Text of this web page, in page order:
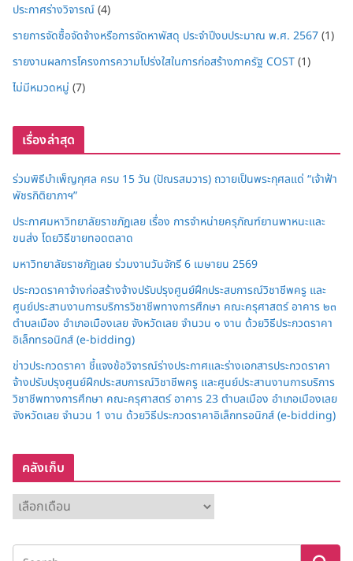
ประกาศร่างวิจารณ์(4)
รายการจัดซื้อจัดจ้างหรือการจัดหาพัสดุ ประจำปีงบประมาณ พ.ศ. 2567(1)
รายงานผลการโครงการความโปร่งใสในการก่อสร้างภาครัฐ COST(1)
ไม่มีหมวดหมู่ (7)
เรื่องล่าสุด
ร่วมพิธีบำเพ็ญกุศล ครบ 15 วัน (ปัณรสมวาร) ถวายเป็นพระกุศลแด่ “เจ้าฟ้า
พัชรกิติยาภาฯ”
ประกาศมหาวิทยาลัยราชภัฏเลย เรื่อง การจำหน่ายครุภัณฑ์ยานพาหนะและ
ขนส่ง โดยวิธีขายทอดตลาด
มหาวิทยาลัยราชภัฏเลย ร่วมงานวันจักรี 6 เมษายน 2569
ประกวดราคาจ้างก่อสร้างจ้างปรับปรุงศูนย์ฝึกประสบการณ์วิชาชีพครู และ
ศูนย์ประสานงานการบริการวิชาชีพทางการศึกษา คณะครุศาสตร์ อาคาร ๒๓
ตำบลเมือง อำเภอเมืองเลย จังหวัดเลย จำนวน ๑ งาน ด้วยวิธีประกวดราคา
อิเล็กทรอนิกส์ (e-bidding)
ข่าวประกวดราคา ชี้แจงข้อวิจารณ์ร่างประกาศและร่างเอกสารประกวดราคา
จ้างปรับปรุงศูนย์ฝึกประสบการณ์วิชาชีพครู และศูนย์ประสานงานการบริการ
วิชาชีพทางการศึกษา คณะครุศาสตร์ อาคาร 23 ตำบลเมือง อำเภอเมืองเลย
จังหวัดเลย จำนวน 1 งาน ด้วยวิธีประกวดราคาอิเล็กทรอนิกส์ (e-bidding)
คลังเก็บ
ลั
ง